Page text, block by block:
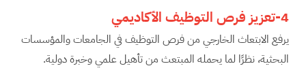
4-تعزيز فرص التوظيف الأكاديمي
يرفع الابتعاث الخارجي من فرص التوظيف في الجامعات والمؤسسات
البحثية، نظرًا لما يحمله المبتعث من تأهيل علمي وخبرة دولية.